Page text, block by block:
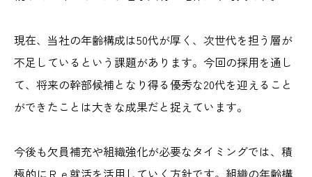
現在、当社の年齢構成は50代が厚く、次世代を担う層が
不足しているという課題があります。今回の採用を通し
て、将来の幹部候補となり得る優秀な20代を迎えること
ができたことは大きな成果だと捉えています。
今後も欠員補充や組織強化が必要なタイミングでは、積
極的にＲｅ就活を活用していく方針です。組織の年齢構